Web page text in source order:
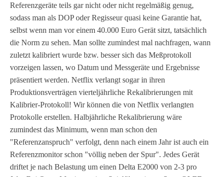
Referenzgeräte teils gar nicht oder nicht regelmäßig genug,
sodass man als DOP oder Regisseur quasi keine Garantie hat,
selbst wenn man vor einem 40.000 Euro Gerät sitzt, tatsächlich
die Norm zu sehen. Man sollte zumindest mal nachfragen, wann
zuletzt kalibriert wurde bzw. besser sich das Meßprotokoll
vorzeigen lassen, wo Datum und Messgeräte und Ergebnisse
präsentiert werden. Netflix verlangt sogar in ihren
Produktionsverträgen vierteljährliche Rekalibrierungen mit
Kalibrier-Protokoll! Wir können die von Netflix verlangten
Protokolle erstellen. Halbjährliche Rekalibrierung wäre
zumindest das Minimum, wenn man schon den
"Referenzanspruch" verfolgt, denn nach einem Jahr ist auch ein
Referenzmonitor schon "völlig neben der Spur". Jedes Gerät
driftet je nach Belastung um einen Delta E2000 von 2-3 pro